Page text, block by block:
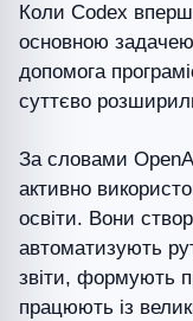
Коли Codex
основною
допомога
суттєво
За словами
активно
освіти. Вони
автоматизують
звіти, формують
працюють із